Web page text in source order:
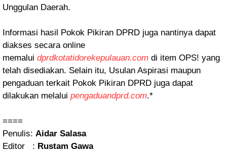
Unggulan Daerah.
Informasi hasil Pokok Pikiran DPRD juga nantinya dapat
diakses secara online
memalui dprdkotatidorekepulauan.com di item OPS! yang
telah disediakan. Selain itu, Usulan Aspirasi maupun
pengaduan terkait Pokok Pikiran DPRD juga dapat
dilakukan melalui pengaduandprd.com.*
====
Penulis: Aidar Salasa
Editor : Rustam Gawa